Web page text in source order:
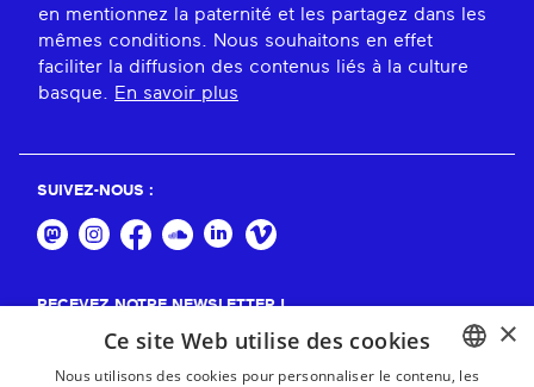
en mentionnez la paternité et les partagez dans les
mêmes conditions. Nous souhaitons en effet
faciliter la diffusion des contenus liés à la culture
basque. En savoir plus
SUIVEZ-NOUS :
RECEVEZ NOTRE NEWSLETTER !
×
Ce site Web utilise des cookies
Nous utilisons des cookies pour personnaliser le contenu, les